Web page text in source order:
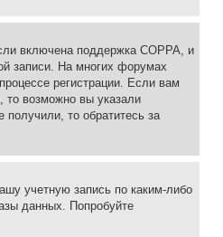
включена поддержка COPPA, и
записи. На многих форумах
регистрации. Если вам
то возможно вы указали
то обратитесь за
учетную запись по каким-либо
данных. Попробуйте